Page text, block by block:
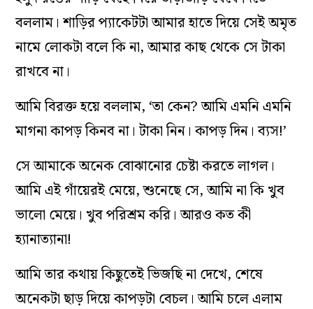
বললাম। শাড়ির প্যাকেটটা আমার হাতে দিয়ে সেই অমৃত
নামে লোকটা বলে কি না, আমার কাছ থেকে সে টাকা
রাখবে না।
আমি বিরক্ত হয়ে বললাম, ‘তা কেন? আমি এমনি এমনি
মাগনা কাপড় কিনব না। টাকা নিন। কাপড় দিন। ব্যস!’
সে আমাকে অনেক বোঝানোর চেষ্টা করতে লাগল।
আমি এই গাঁয়েরই মেয়ে, শুনেছে সে, আমি না কি খুব
ভালো মেয়ে। খুব পরিশ্রম করি। আরও কত কী
হ্যানাত্যানা!
আমি তার কথায় কিছুতেই ভিজছি না দেখে, শেষে
অনেকটা ছাড় দিয়ে কাপড়টা বেচল। আমি চলে এলাম